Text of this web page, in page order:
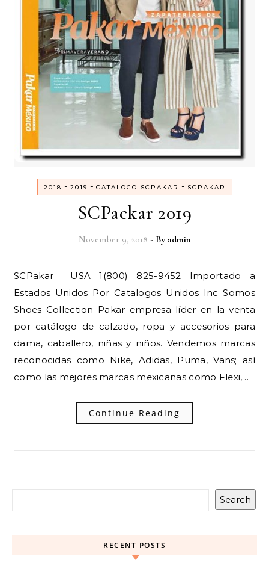
2018 - 2019 - CATALOGO SCPAKAR - SCPAKAR
SCPackar 2019
November 9, 2018 - By admin
SCPakar USA 1(800) 825-9452 Importado a
Estados Unidos Por Catalogos Unidos Inc Somos
Shoes Collection Pakar empresa líder en la venta
por catálogo de calzado, ropa y accesorios para
dama, caballero, niñas y niños. Vendemos marcas
reconocidas como Nike, Adidas, Puma, Vans; así
como las mejores marcas mexicanas como Flexi,…
Continue Reading
Search
RECENT POSTS